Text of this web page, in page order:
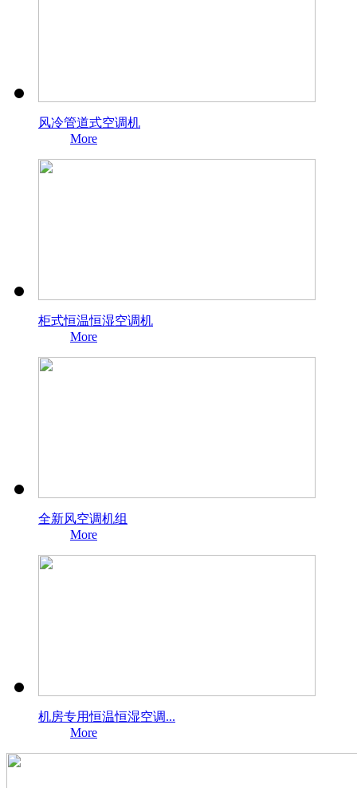
风冷管道式空调机
More
柜式恒温恒湿空调机
More
全新风空调机组
More
机房专用恒温恒湿空调...
More